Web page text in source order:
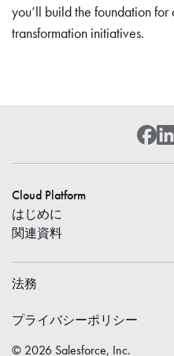
you’ll build the foundation
transformation initiatives.
Cloud Platform
はじめに
関連資料
法務
プライバシーポリシー
© 2026 Salesforce, Inc.